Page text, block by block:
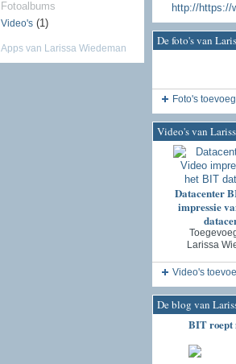
Fotoalbums
Video's(1)
Apps van Larissa Wiedeman
http://https://
De foto's van
Foto's
Video's van
Datacenter
impressie
Larissa
Video's
De blog van
BIT roept